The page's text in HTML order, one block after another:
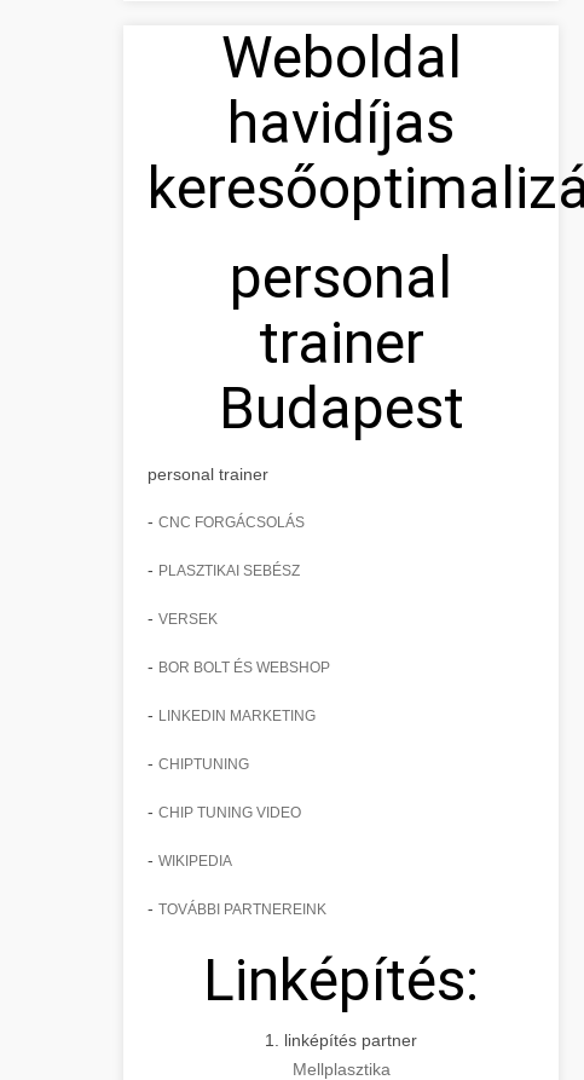
Weboldal
havidíjas
personal
trainer
Budapest
personal trainer
- CNC FORGÁCSOLÁS
- PLASZTIKAI SEBÉSZ
- VERSEK
- BOR BOLT ÉS WEBSHOP
- LINKEDIN MARKETING
- CHIPTUNING
- CHIP TUNING VIDEO
- WIKIPEDIA
- TOVÁBBI PARTNEREINK
Linképítés:
1. linképítés partner
Mellplasztika